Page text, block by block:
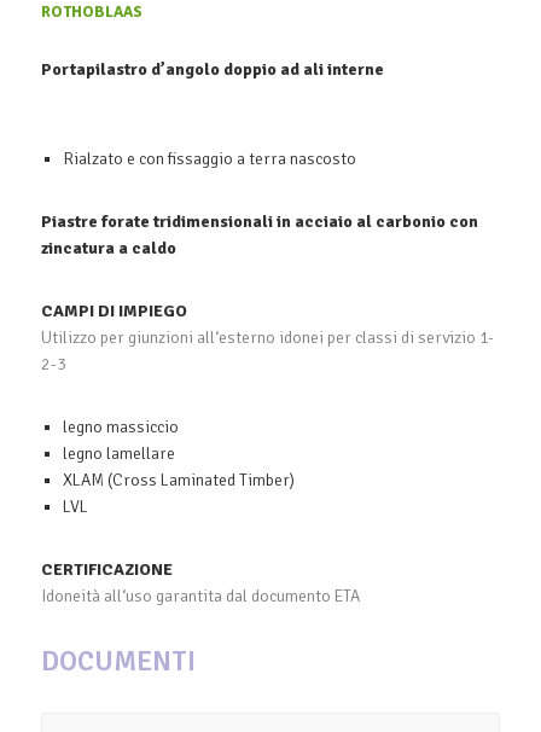
ROTHOBLAAS
Portapilastro d’angolo doppio ad ali interne
Rialzato e con fissaggio a terra nascosto
Piastre forate tridimensionali in acciaio al carbonio con
zincatura a caldo
CAMPI DI IMPIEGO
Utilizzo per giunzioni all‘esterno idonei per classi di servizio 1-
2-3
legno massiccio
legno lamellare
XLAM (Cross Laminated Timber)
LVL
CERTIFICAZIONE
Idoneità all‘uso garantita dal documento ETA
DOCUMENTI